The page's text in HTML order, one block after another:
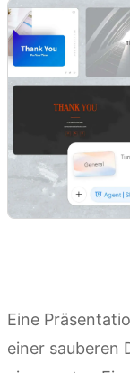
Eine
einer sauberen